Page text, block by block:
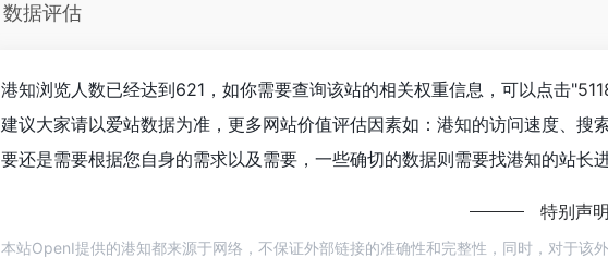
数据评估
港知浏览人数已经达到621，如你需要查询该站的相关权重信息，可以点击"
建议大家请以爱站数据为准，更多网站价值评估因素如：港知的访问速度、
要还是需要根据您自身的需求以及需要，一些确切的数据则需要找港知的站长
特别声明
本站OpenI提供的港知都来源于网络，不保证外部链接的准确性和完整性，同时，对于